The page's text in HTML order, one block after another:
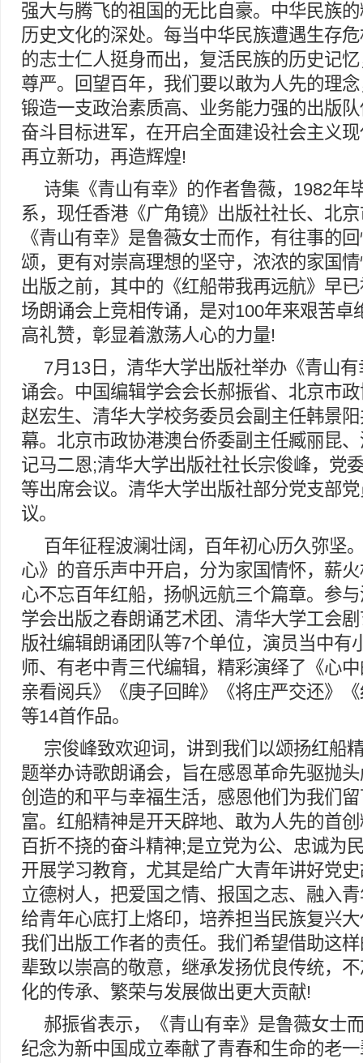
强大与腾飞的祖国的无比自豪。中华民族
历史文化的深处。每当中华民族遭遇生存
的志士仁人挺身而出，复活民族的历史记
尊严。回望百年，我们要以敢为人先的理
锻造一支政治素质高、业务能力强的出版
奋斗目标进军，在开启全面建设社会主义
再立新功，再造辉煌!
诗集《青山有幸》的作者鲁薇，1982年
系，现任香港《广角镜》出版社社长、北
《青山有幸》是鲁薇女士而作，有往事的
颂，更有对崇高理想的坚守，浓浓的家国
出版之前，其中的《红船带我再远航》早
场朗诵会上竞相传诵，是对100年来艰苦卓
高礼赞，彰显着激荡人心的力量!
7月13日，清华大学出版社举办《青山
诵会。中国编辑学会会长郝振省、北京市
赵宏生、清华大学校务委员会副主任韩景
幕。北京市政协港澳台侨委副主任臧丽昆
记马二恩;清华大学出版社社长宗俊峰，党
等出席会议。清华大学出版社部分党支部
议。
百年征程波澜壮阔，百年初心历久弥坚
心》的音乐声中开启，分为家国情怀，薪
心不忘百年红船，扬帆远航三个篇章。参
学会出版之春朗诵艺术团、清华大学工会
版社编辑朗诵团队等7个单位，演员当中有
师、有老中青三代编辑，精彩演绎了《心
亲看阅兵》《庚子回眸》《将庄严交还》
等14首作品。
宗俊峰致欢迎词，讲到我们以颂扬红船
题举办诗歌朗诵会，旨在感恩革命先驱抛
创造的和平与幸福生活，感恩他们为我们
富。红船精神是开天辟地、敢为人先的首
百折不挠的奋斗精神;是立党为公、忠诚为
开展学习教育，尤其是给广大青年讲好党
立德树人，把爱国之情、报国之志、融入
给青年心底打上烙印，培养担当民族复兴
我们出版工作者的责任。我们希望借助这
辈致以崇高的敬意，继承发扬优良传统，
化的传承、繁荣与发展做出更大贡献!
郝振省表示，《青山有幸》是鲁薇女士
纪念为新中国成立奉献了青春和生命的老